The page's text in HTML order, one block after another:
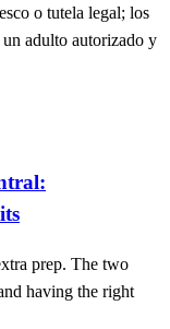
o tutela legal; los
un adulto autorizado y
prep. The two
having the right